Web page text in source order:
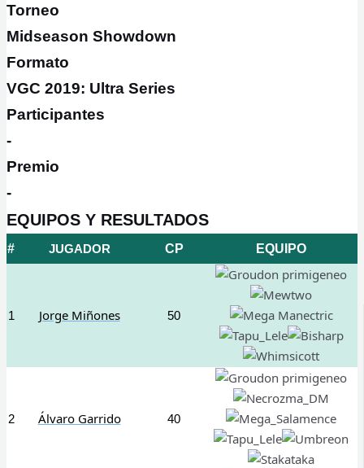
Torneo
Midseason Showdown
Formato
VGC 2019: Ultra Series
Participantes
-
Premio
-
EQUIPOS Y RESULTADOS
# JUGADOR CP EQUIPO
1 Jorge Miñones 50
2 Álvaro Garrido 40